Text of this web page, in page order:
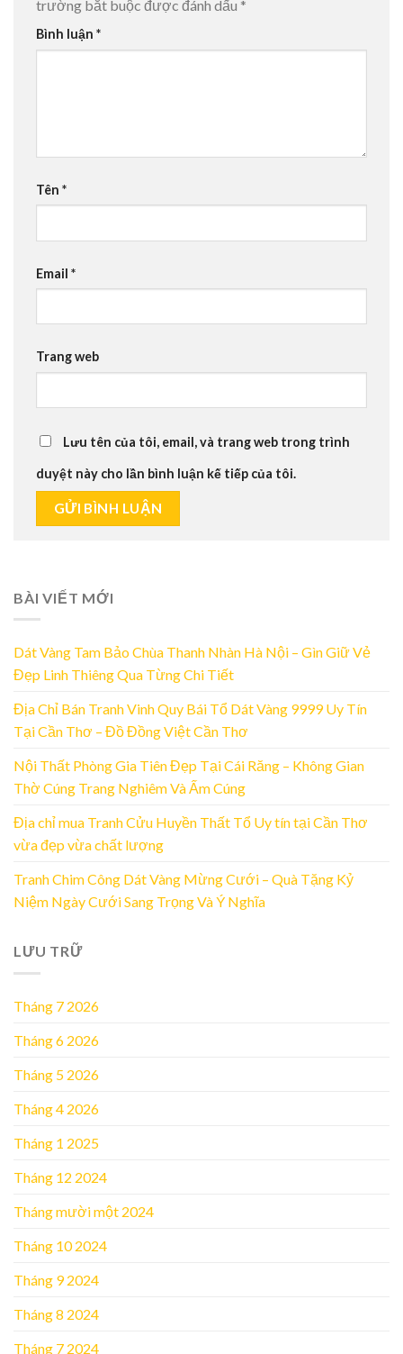
trường bắt buộc được đánh dấu *
Bình luận *
Tên *
Email *
Trang web
Lưu tên của tôi, email, và trang web trong trình
duyệt này cho lần bình luận kế tiếp của tôi.
BÀI VIẾT MỚI
Dát Vàng Tam Bảo Chùa Thanh Nhàn Hà Nội – Gìn Giữ Vẻ
Đẹp Linh Thiêng Qua Từng Chi Tiết
Địa Chỉ Bán Tranh Vinh Quy Bái Tổ Dát Vàng 9999 Uy Tín
Tại Cần Thơ – Đồ Đồng Việt Cần Thơ
Nội Thất Phòng Gia Tiên Đẹp Tại Cái Răng – Không Gian
Thờ Cúng Trang Nghiêm Và Ấm Cúng
Địa chỉ mua Tranh Cửu Huyền Thất Tổ Uy tín tại Cần Thơ
vừa đẹp vừa chất lượng
Tranh Chim Công Dát Vàng Mừng Cưới – Quà Tặng Kỷ
Niệm Ngày Cưới Sang Trọng Và Ý Nghĩa
LƯU TRỮ
Tháng 7 2026
Tháng 6 2026
Tháng 5 2026
Tháng 4 2026
Tháng 1 2025
Tháng 12 2024
Tháng mười một 2024
Tháng 10 2024
Tháng 9 2024
Tháng 8 2024
Tháng 7 2024